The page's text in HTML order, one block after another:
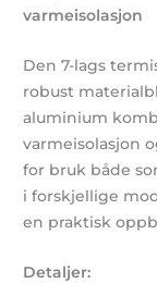
varmeisolasjon
Den 7-lags
robust
aluminium
varmeisolasjon
for bruk både
i forskjellige
en praktisk
Detaljer: